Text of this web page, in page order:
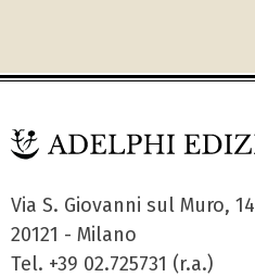
Via S. Giovanni sul Muro, 14
20121 - Milano
Tel. +39 02.725731 (r.a.)